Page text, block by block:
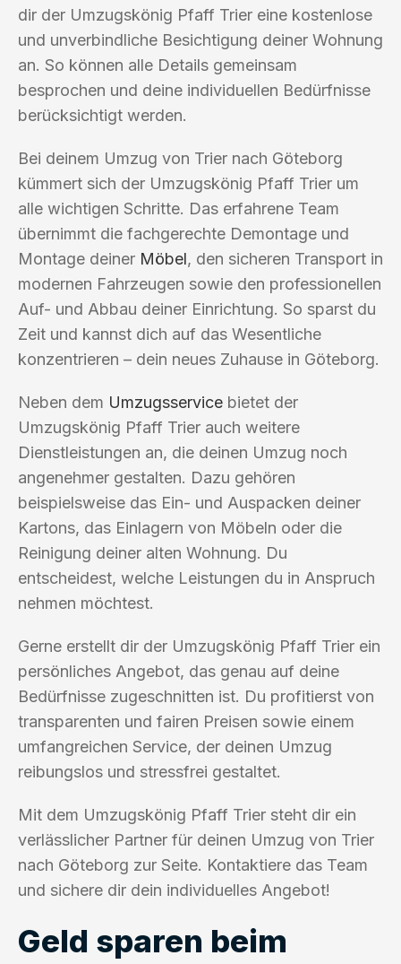
dir der Umzugskönig Pfaff Trier eine kostenlose
und unverbindliche Besichtigung deiner Wohnung
an. So können alle Details gemeinsam
besprochen und deine individuellen Bedürfnisse
berücksichtigt werden.
Bei deinem Umzug von Trier nach Göteborg
kümmert sich der Umzugskönig Pfaff Trier um
alle wichtigen Schritte. Das erfahrene Team
übernimmt die fachgerechte Demontage und
Montage deiner Möbel, den sicheren Transport in
modernen Fahrzeugen sowie den professionellen
Auf- und Abbau deiner Einrichtung. So sparst du
Zeit und kannst dich auf das Wesentliche
konzentrieren – dein neues Zuhause in Göteborg.
Neben dem Umzugsservice bietet der
Umzugskönig Pfaff Trier auch weitere
Dienstleistungen an, die deinen Umzug noch
angenehmer gestalten. Dazu gehören
beispielsweise das Ein- und Auspacken deiner
Kartons, das Einlagern von Möbeln oder die
Reinigung deiner alten Wohnung. Du
entscheidest, welche Leistungen du in Anspruch
nehmen möchtest.
Gerne erstellt dir der Umzugskönig Pfaff Trier ein
persönliches Angebot, das genau auf deine
Bedürfnisse zugeschnitten ist. Du profitierst von
transparenten und fairen Preisen sowie einem
umfangreichen Service, der deinen Umzug
reibungslos und stressfrei gestaltet.
Mit dem Umzugskönig Pfaff Trier steht dir ein
verlässlicher Partner für deinen Umzug von Trier
nach Göteborg zur Seite. Kontaktiere das Team
und sichere dir dein individuelles Angebot!
Geld sparen beim